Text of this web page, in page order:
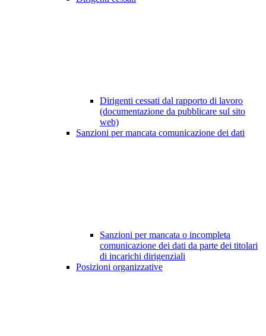
Dirigenti cessati dal rapporto di lavoro
(documentazione da pubblicare sul sito
web)
Sanzioni per mancata comunicazione dei dati
Sanzioni per mancata o incompleta
comunicazione dei dati da parte dei titolari
di incarichi dirigenziali
Posizioni organizzative